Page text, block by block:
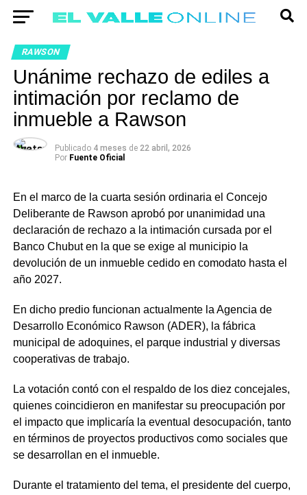
RAWSON
Unánime rechazo de ediles a
intimación por reclamo de
inmueble a Rawson
Publicado 4 meses de 22 abril, 2026
Por Fuente Oficial
En el marco de la cuarta sesión ordinaria el Concejo
Deliberante de Rawson aprobó por unanimidad una
declaración de rechazo a la intimación cursada por el
Banco Chubut en la que se exige al municipio la
devolución de un inmueble cedido en comodato hasta el
año 2027.
En dicho predio funcionan actualmente la Agencia de
Desarrollo Económico Rawson (ADER), la fábrica
municipal de adoquines, el parque industrial y diversas
cooperativas de trabajo.
La votación contó con el respaldo de los diez concejales,
quienes coincidieron en manifestar su preocupación por
el impacto que implicaría la eventual desocupación, tanto
en términos de proyectos productivos como sociales que
se desarrollan en el inmueble.
Durante el tratamiento del tema, el presidente del cuerpo,